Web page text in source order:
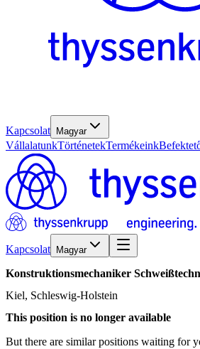
Kapcsolat Magyar
VállalatunkTörténetekTermékeink
Kapcsolat Magyar
Konstruktionsmechaniker
Kiel, Schleswig-Holstein
This position is no longer available
But there are similar positions waiting for